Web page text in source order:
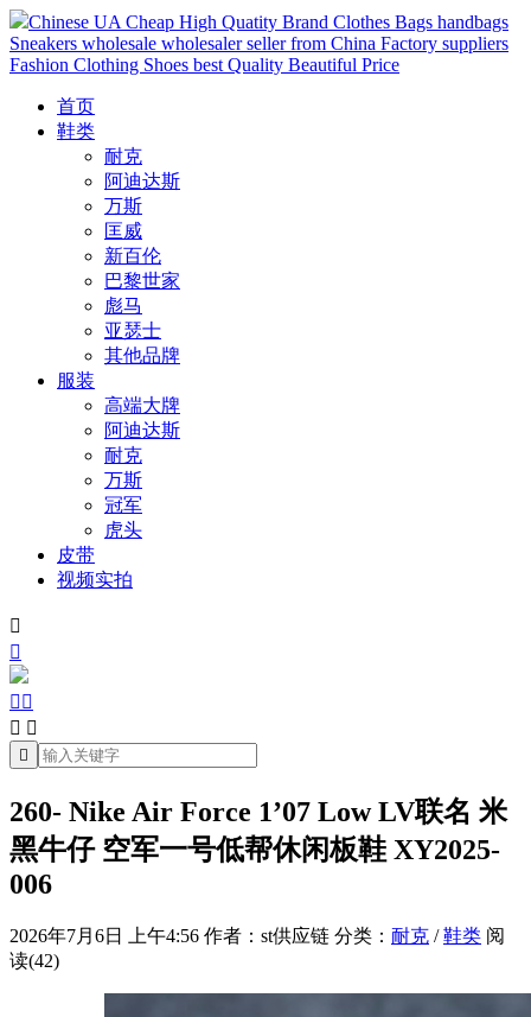
Chinese UA Cheap High Quatity Brand Clothes Bags handbags
Sneakers wholesale wholesaler seller from China Factory suppliers
Fashion Clothing Shoes best Quality Beautiful Price
首页
鞋类
耐克
阿迪达斯
万斯
匡威
新百伦
巴黎世家
彪马
亚瑟士
其他品牌
服装
高端大牌
阿迪达斯
耐克
万斯
冠军
虎头
皮带
视频实拍


 
 

260- Nike Air Force 1’07 Low LV联名 米
黑牛仔 空军一号低帮休闲板鞋 XY2025-
006
2026年7月6日 上午4:56 作者：st供应链 分类： 耐克 /鞋类 阅
读(42)